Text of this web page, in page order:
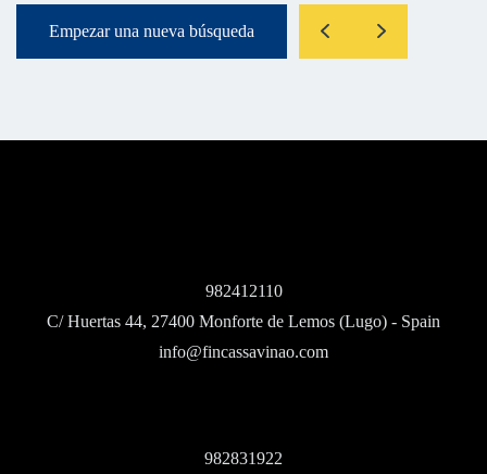
Empezar una nueva búsqueda
982412110
C/ Huertas 44, 27400 Monforte de Lemos (Lugo) - Spain
info@fincassavinao.com
982831922